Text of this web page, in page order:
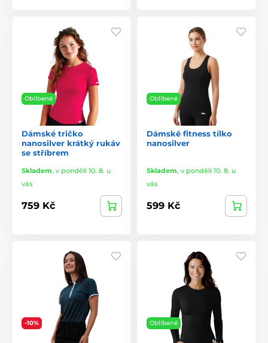
Oblíbené
Dámské tričko
nanosilver krátký rukáv
se stříbrem
Skladem, v pondělí 10. 8. u
vás
759 Kč
Oblíbené
Dámské fitness tílko
nanosilver
Skladem, v pondělí 10. 8. u
vás
599 Kč
-10% Oblíbené